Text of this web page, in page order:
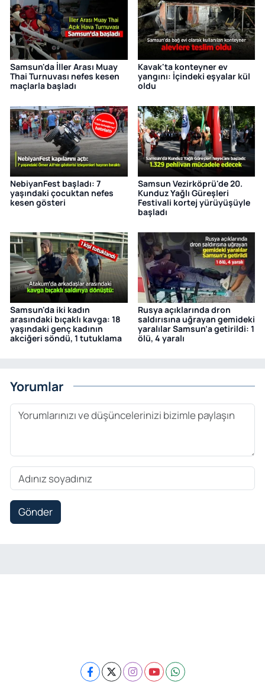
Samsun'da İller Arası Muay
Thai Turnuvası nefes kesen
maçlarla başladı
Kavak'ta konteyner ev
yangını: İçindeki eşyalar kül
oldu
NebiyanFest başladı: 7
yaşındaki çocuktan nefes
kesen gösteri
Samsun Vezirköprü'de 20.
Kunduz Yağlı Güreşleri
Festivali kortej yürüyüşüyle
başladı
Samsun'da iki kadın
arasındaki bıçaklı kavga: 18
yaşındaki genç kadının
akciğeri söndü, 1 tutuklama
Rusya açıklarında dron
saldırısına uğrayan gemideki
yaralılar Samsun’a getirildi: 1
ölü, 4 yaralı
Yorumlar
Gönder